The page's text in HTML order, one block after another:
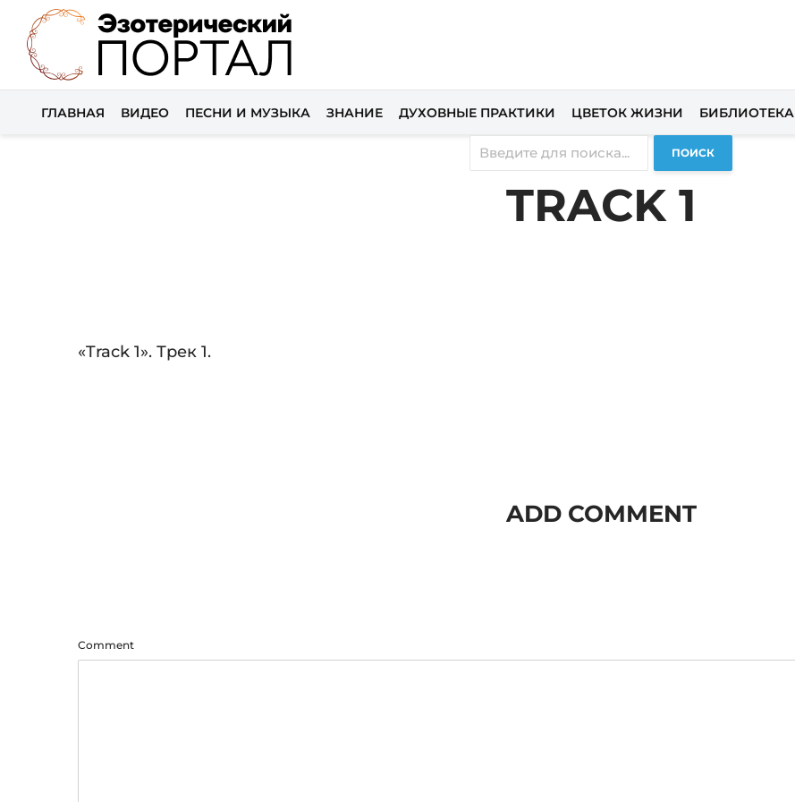
ГЛАВНАЯ ВИДЕО ПЕСНИ И МУЗЫКА ЗНАНИЕ ДУХОВНЫЕ ПРАКТИКИ ЦВЕТОК ЖИЗНИ БИБЛИОТЕКА
ПОИСК
TRACK 1
Audio
«Track 1». Трек 1.
ADD COMMENT
Comment